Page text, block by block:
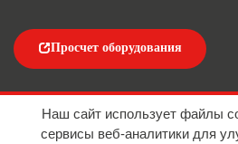
Просчет оборудования
Наш сайт использует файлы
сервисы веб-аналитики для